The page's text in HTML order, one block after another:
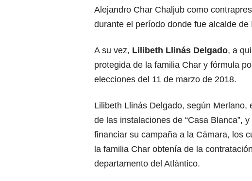
Alejandro Char Chaljub como
durante el período donde fue alcalde de
A su vez, Lilibeth Llinás Delgado, a
protegida de la familia Char y fórmula
elecciones del 11 de marzo de 2018.
Lilibeth Llinás Delgado, según
de las instalaciones de “Casa Blanca”,
financiar su campaña a la Cámara, los
la familia Char obtenía de la
departamento del Atlántico.